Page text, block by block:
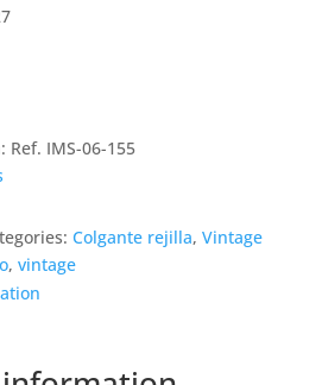
IMS-06-155
Colgante rejilla, Vintage
, vintage